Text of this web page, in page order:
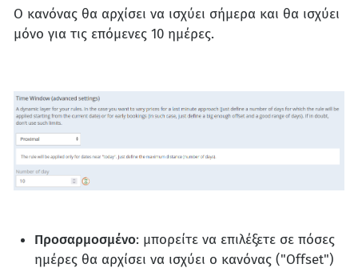
Ο κανόνας θα αρχίσει να ισχύει σήμερα και θα ισχύει
μόνο για τις επόμενες 10 ημέρες.
Προσαρμοσμένο: μπορείτε να επιλέξετε σε πόσες
ημέρες θα αρχίσει να ισχύει ο κανόνας ("Offset")